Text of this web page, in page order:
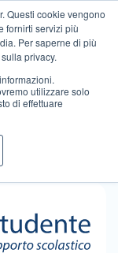
Questi cookie vengono
fornirti servizi più
Per saperne di più
privacy.
utilizzare solo
di effettuare